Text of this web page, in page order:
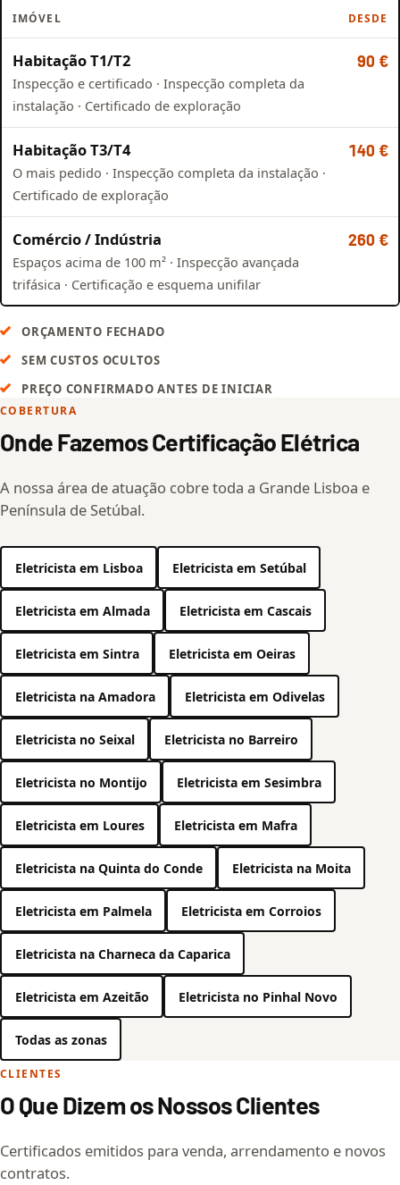
IMÓVEL DESDE
Habitação T1/T2
Inspecção e certificado · Inspecção completa da
instalação · Certificado de exploração
90 €
Habitação T3/T4
O mais pedido · Inspecção completa da instalação ·
Certificado de exploração
140 €
Comércio / Indústria
Espaços acima de 100 m² · Inspecção avançada
trifásica · Certificação e esquema unifilar
260 €
ORÇAMENTO FECHADO
SEM CUSTOS OCULTOS
PREÇO CONFIRMADO ANTES DE INICIAR
COBERTURA
Onde Fazemos Certificação Elétrica
A nossa área de atuação cobre toda a Grande Lisboa e
Península de Setúbal.
Eletricista em Lisboa Eletricista em Setúbal
Eletricista em Almada Eletricista em Cascais
Eletricista em Sintra Eletricista em Oeiras
Eletricista na Amadora Eletricista em Odivelas
Eletricista no Seixal Eletricista no Barreiro
Eletricista no Montijo Eletricista em Sesimbra
Eletricista em Loures Eletricista em Mafra
Eletricista na Quinta do Conde Eletricista na Moita
Eletricista em Palmela Eletricista em Corroios
Eletricista na Charneca da Caparica
Eletricista em Azeitão Eletricista no Pinhal Novo
Todas as zonas
CLIENTES
O Que Dizem os Nossos Clientes
Certificados emitidos para venda, arrendamento e novos
contratos.